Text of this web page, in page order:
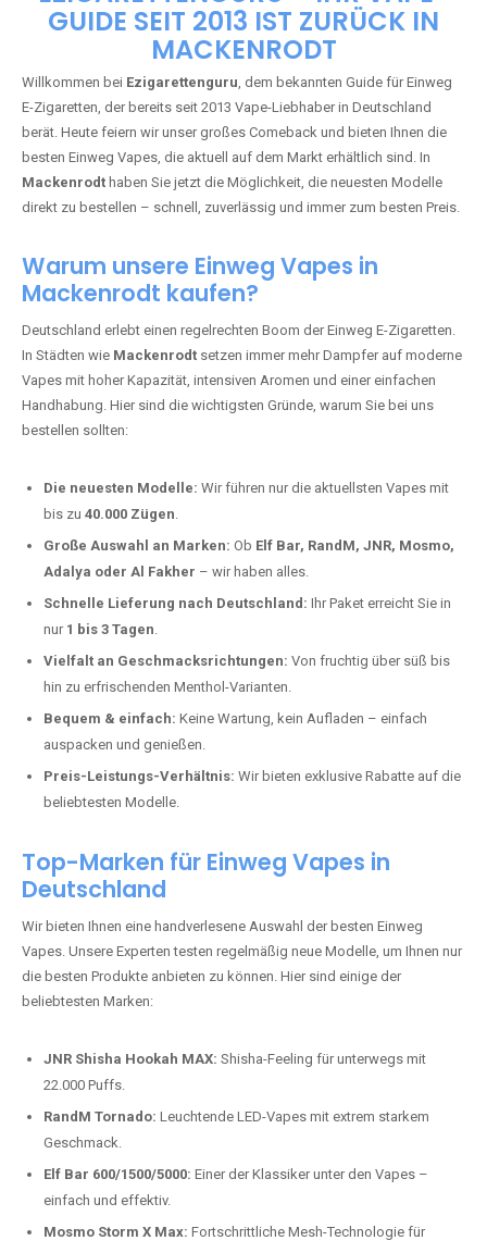
GUIDE SEIT 2013 IST ZURÜCK IN
MACKENRODT
Willkommen bei Ezigarettenguru, dem bekannten Guide für Einweg
E-Zigaretten, der bereits seit 2013 Vape-Liebhaber in Deutschland
berät. Heute feiern wir unser großes Comeback und bieten Ihnen die
besten Einweg Vapes, die aktuell auf dem Markt erhältlich sind. In
Mackenrodt haben Sie jetzt die Möglichkeit, die neuesten Modelle
direkt zu bestellen – schnell, zuverlässig und immer zum besten Preis.
Warum unsere Einweg Vapes in
Mackenrodt kaufen?
Deutschland erlebt einen regelrechten Boom der Einweg E-Zigaretten.
In Städten wie Mackenrodt setzen immer mehr Dampfer auf moderne
Vapes mit hoher Kapazität, intensiven Aromen und einer einfachen
Handhabung. Hier sind die wichtigsten Gründe, warum Sie bei uns
bestellen sollten:
Die neuesten Modelle: Wir führen nur die aktuellsten Vapes mit
bis zu 40.000 Zügen.
Große Auswahl an Marken: Ob Elf Bar, RandM, JNR, Mosmo,
Adalya oder Al Fakher
– wir haben alles.
Schnelle Lieferung nach Deutschland: Ihr Paket erreicht Sie in
nur 1 bis 3 Tagen.
Vielfalt an Geschmacksrichtungen: Von fruchtig über süß bis
hin zu erfrischenden Menthol-Varianten.
Bequem & einfach: Keine Wartung, kein Aufladen – einfach
auspacken und genießen.
Preis-Leistungs-Verhältnis: Wir bieten exklusive Rabatte auf die
beliebtesten Modelle.
Top-Marken für Einweg Vapes in
Deutschland
Wir bieten Ihnen eine handverlesene Auswahl der besten Einweg
Vapes. Unsere Experten testen regelmäßig neue Modelle, um Ihnen nur
die besten Produkte anbieten zu können. Hier sind einige der
beliebtesten Marken:
JNR Shisha Hookah MAX: Shisha-Feeling für unterwegs mit
22.000 Puffs.
RandM Tornado: Leuchtende LED-Vapes mit extrem starkem
Geschmack.
Elf Bar 600/1500/5000: Einer der Klassiker unter den Vapes –
einfach und effektiv.
Mosmo Storm X Max: Fortschrittliche Mesh-Technologie für